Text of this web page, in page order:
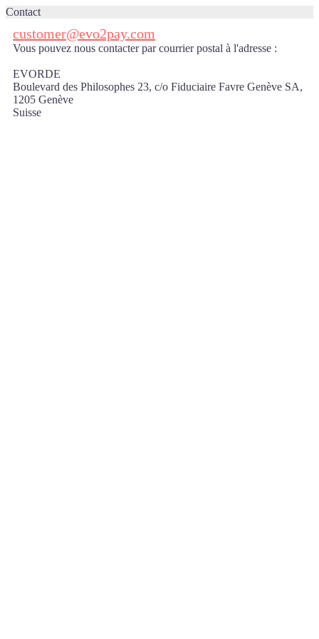
Contact
customer@evo2pay.com
Vous pouvez nous contacter par courrier postal à l'adresse :
EVORDE
Boulevard des Philosophes 23, c/o Fiduciaire Favre Genève SA,
1205 Genève
Suisse